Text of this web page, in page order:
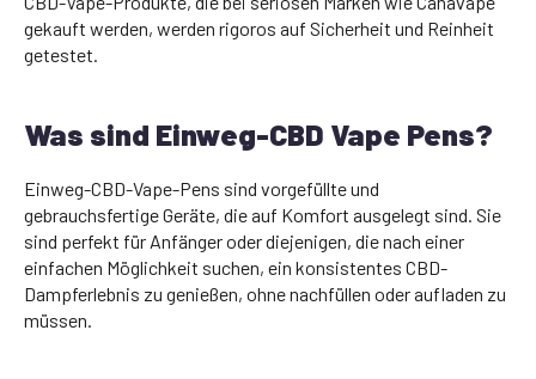
gekauft werden, werden rigoros auf Sicherheit und Reinheit
getestet.
Was sind Einweg-CBD Vape Pens?
Einweg-CBD-Vape-Pens sind vorgefüllte und
gebrauchsfertige Geräte, die auf Komfort ausgelegt sind. Sie
sind perfekt für Anfänger oder diejenigen, die nach einer
einfachen Möglichkeit suchen, ein konsistentes CBD-
Dampferlebnis zu genießen, ohne nachfüllen oder aufladen zu
müssen.